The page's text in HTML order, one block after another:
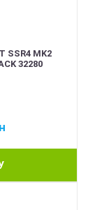
SSR4 MK2
32280